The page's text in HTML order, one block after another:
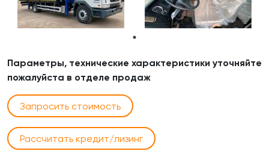
Параметры, технические характеристики уточняйте
пожалуйста в отделе продаж
Запросить стоимость
Рассчитать кредит/лизинг